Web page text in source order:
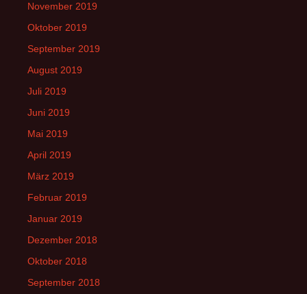
November 2019
Oktober 2019
September 2019
August 2019
Juli 2019
Juni 2019
Mai 2019
April 2019
März 2019
Februar 2019
Januar 2019
Dezember 2018
Oktober 2018
September 2018